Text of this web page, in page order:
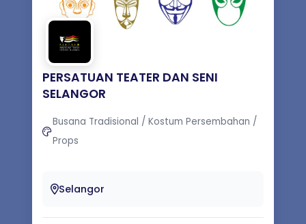
PERSATUAN TEATER DAN SENI
SELANGOR
Busana Tradisional / Kostum Persembahan /
Props
Teater.Seni tarikan,Silat,Puisi Dan Seni kreatif
Selangor